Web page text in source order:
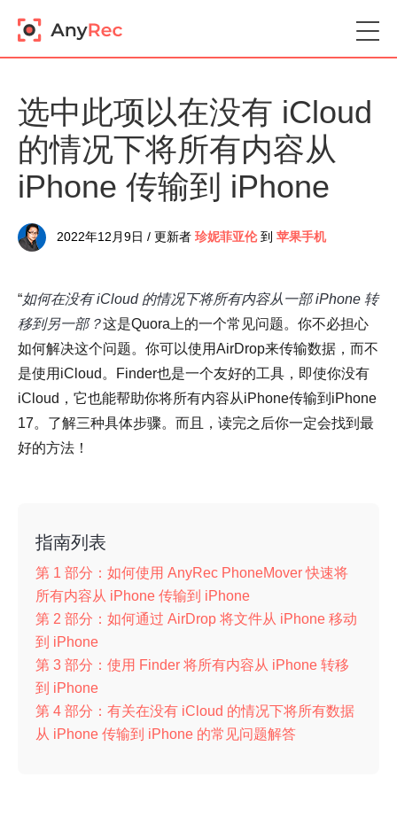
选中此项以在没有 iCloud
的情况下将所有内容从
iPhone 传输到 iPhone
2022年12月9日 / 更新者 珍妮菲亚伦到 苹果手机
“如何在没有 iCloud 的情况下将所有内容从一部 iPhone 转
移到另一部？这是Quora上的一个常见问题。你不必担心
如何解决这个问题。你可以使用AirDrop来传输数据，而不
是使用iCloud。Finder也是一个友好的工具，即使你没有
iCloud，它也能帮助你将所有内容从iPhone传输到iPhone
17。了解三种具体步骤。而且，读完之后你一定会找到最
好的方法！
指南列表
第 1 部分：如何使用 AnyRec PhoneMover 快速将
所有内容从 iPhone 传输到 iPhone
第 2 部分：如何通过 AirDrop 将文件从 iPhone 移动
到 iPhone
第 3 部分：使用 Finder 将所有内容从 iPhone 转移
到 iPhone
第 4 部分：有关在没有 iCloud 的情况下将所有数据
从 iPhone 传输到 iPhone 的常见问题解答